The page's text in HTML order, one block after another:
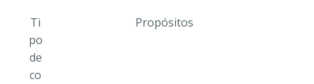
Ti
po
de
co
Propósitos